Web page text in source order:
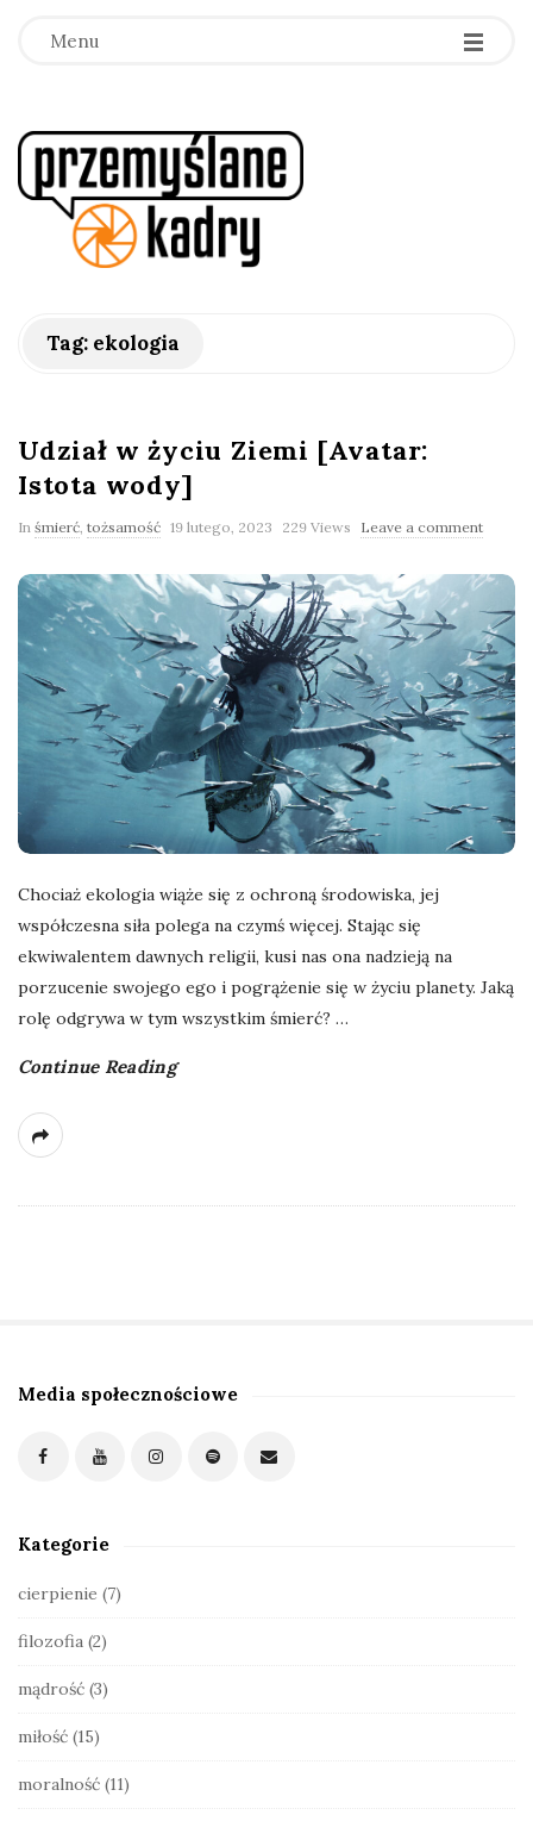
Menu
p
y
ś
l
a
n
e
k
a
d
r
y
Tag: ekologia
Udział w życiu Ziemi [Avatar:
Istota wody]
In śmierć tożsamość 19 lutego, 2023 229 Views Leave a comment
Chociaż ekologia wiąże się z ochroną środowiska, jej
współczesna siła polega na czymś więcej. Stając się
ekwiwalentem dawnych religii, kusi nas ona nadzieją na
porzucenie swojego ego i pogrążenie się w życiu planety. Jaką
rolę odgrywa w tym wszystkim śmierć? …
Continue Reading
S
d
a
Media społecznościowe
Kategorie
cierpienie (7)
filozofia (2)
mądrość (3)
miłość (15)
moralność (11)